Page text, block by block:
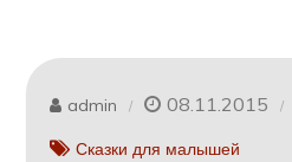
admin 08.11.2015
Сказки для малышей